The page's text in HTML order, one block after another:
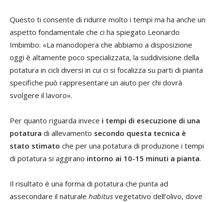
Questo ti consente di ridurre molto i tempi ma ha anche un
aspetto fondamentale che ci ha spiegato Leonardo
Imbimbo: «La manodopera che abbiamo a disposizione
oggi è altamente poco specializzata, la suddivisione della
potatura in cicli diversi in cui ci si focalizza su parti di pianta
specifiche può rappresentare un aiuto per chi dovrà
svolgere il lavoro».
Per quanto riguarda invece i tempi di esecuzione di una
potatura di allevamento secondo questa tecnica è
stato stimato che per una potatura di produzione i tempi
di potatura si aggirano intorno ai 10-15 minuti a pianta.
Il risultato è una forma di potatura che punta ad
assecondare il naturale habitus vegetativo dell’olivo, dove